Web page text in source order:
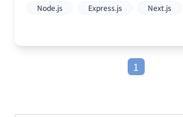
Node.js
Express.js Next.js
1